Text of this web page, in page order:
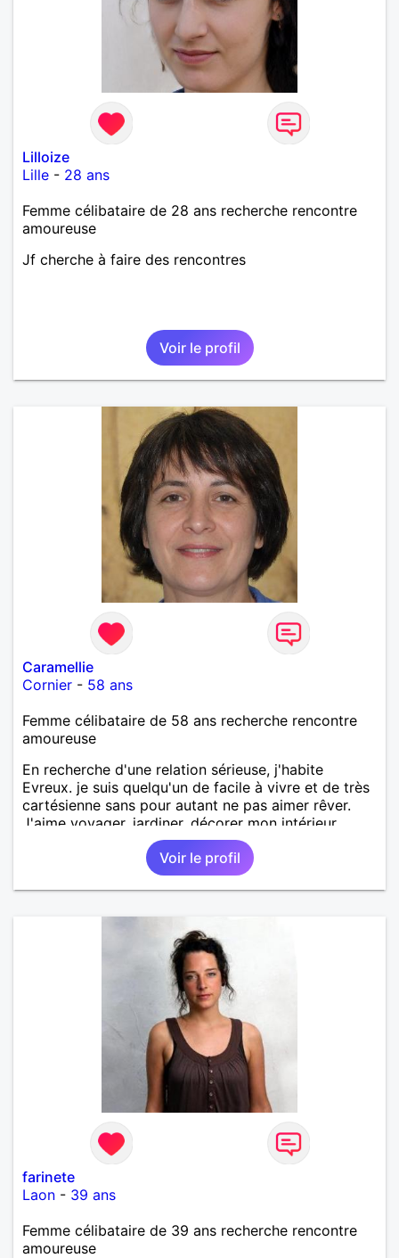
Lilloize
Lille - 28 ans
Femme célibataire de 28 ans recherche rencontre
amoureuse
Jf cherche à faire des rencontres
Voir le profil
Caramellie
Cornier - 58 ans
Femme célibataire de 58 ans recherche rencontre
amoureuse
En recherche d'une relation sérieuse, j'habite
Evreux. je suis quelqu'un de facile à vivre et de très
cartésienne sans pour autant ne pas aimer rêver.
J'aime voyager, jardiner, décorer mon intérieur,...
Voir le profil
farinete
Laon - 39 ans
Femme célibataire de 39 ans recherche rencontre
amoureuse